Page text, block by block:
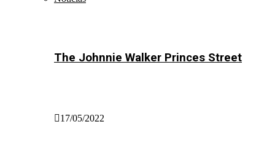
The Johnnie Walker Princes Street
17/05/2022